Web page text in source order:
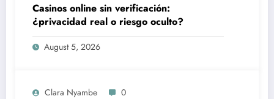
Casinos online sin verificación:
¿privacidad real o riesgo oculto?
August 5, 2026
Clara Nyambe 0